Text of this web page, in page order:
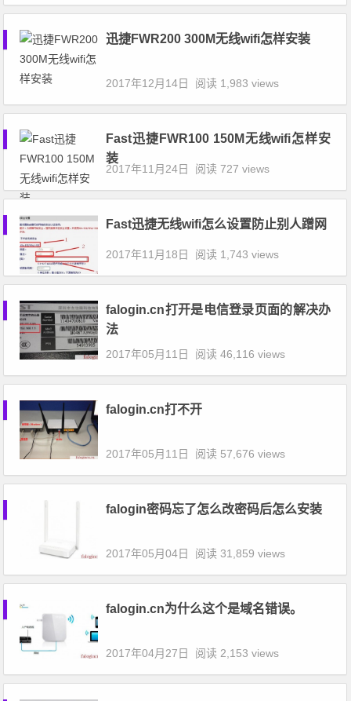
迅捷FWR200 300M无线wifi怎样安装
2017年12月14日 阅读 1,983 views
Fast迅捷FWR100 150M无线wifi怎样安
装
2017年11月24日 阅读 727 views
Fast迅捷无线wifi怎么设置防止别人蹭网
2017年11月18日 阅读 1,743 views
falogin.cn打开是电信登录页面的解决办
法
2017年05月11日 阅读 46,116 views
falogin.cn打不开
2017年05月11日 阅读 57,676 views
falogin密码忘了怎么改密码后怎么安装
2017年05月04日 阅读 31,859 views
falogin.cn为什么这个是域名错误。
2017年04月27日 阅读 2,153 views